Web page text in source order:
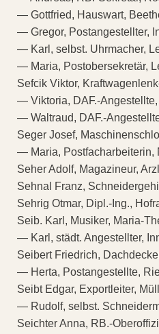
— Gottfried, Hauswart,
— Gregor, Postangestellter,
— Karl, selbst. Uhrmacher,
— Maria, Postobersekretär,
Sefcik Viktor,
— Viktoria, DAF.-Angestellte,
— Waltraud, DAF.-
Seger Josef,
— Maria, Postfacharbeiterin,
Seher Adolf, Magazineur,
Sehnal Franz,
Sehrig Otmar, Dipl.-Ing.,
Seib. Karl, Musiker, Maria-
— Karl, städt. Angestellter,
Seibert Friedrich,
— Herta, Postangestellte,
Seibt Edgar, Exportleiter,
— Rudolf, selbst.
Seichter Anna, RB.-